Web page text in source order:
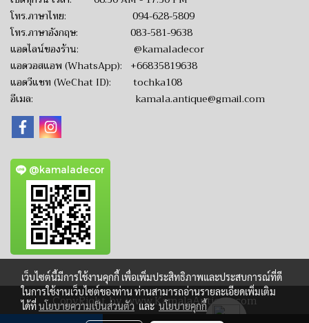
โทร.ภาษาไทย: 094-628-5809
โทร.ภาษาอังกฤษ: 083-581-9638
แอดไลน์ของร้าน: @kamaladecor
แอดวอสแอพ (WhatsApp): +66835819638
แอดวีแชท (WeChat ID): tochka108
อีเมล: kamala.antique@gmail.com
@kamaladecor
CopyRight by www.KamalaAntique.com
เว็บไซต์นี้มีการใช้งานคุกกี้ เพื่อเพิ่มประสิทธิภาพและประสบการณ์ที่ดี
ในการใช้งานเว็บไซต์ของท่าน ท่านสามารถอ่านรายละเอียดเพิ่มเติม
ได้ที่นโยบายความเป็นส่วนตัวและนโยบายคุกกี้